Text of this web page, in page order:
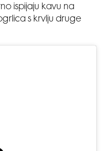
ispijaju kavu na
s krvlju druge